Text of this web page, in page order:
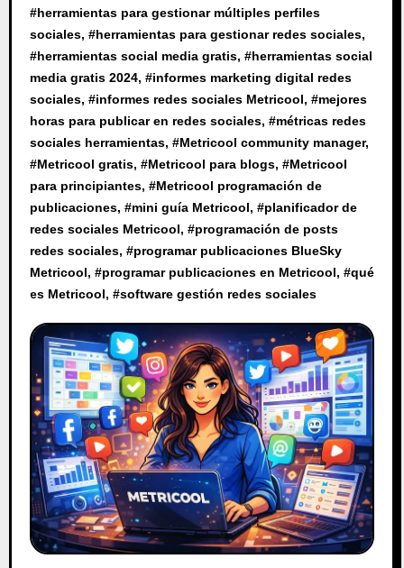
#herramientas para gestionar múltiples perfiles
sociales, #herramientas para gestionar redes sociales,
#herramientas social media gratis, #herramientas social
media gratis 2024, #informes marketing digital redes
sociales, #informes redes sociales Metricool, #mejores
horas para publicar en redes sociales, #métricas redes
sociales herramientas, #Metricool community manager,
#Metricool gratis, #Metricool para blogs, #Metricool
para principiantes, #Metricool programación de
publicaciones, #mini guía Metricool, #planificador de
redes sociales Metricool, #programación de posts
redes sociales, #programar publicaciones BlueSky
Metricool, #programar publicaciones en Metricool, #qué
es Metricool, #software gestión redes sociales